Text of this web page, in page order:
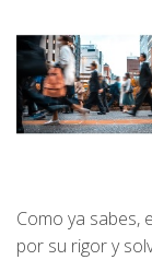
Como ya sabes,
por su rigor y